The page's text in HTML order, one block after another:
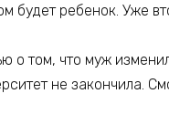
будет ребенок. Уже
о том, что муж
не закончила.